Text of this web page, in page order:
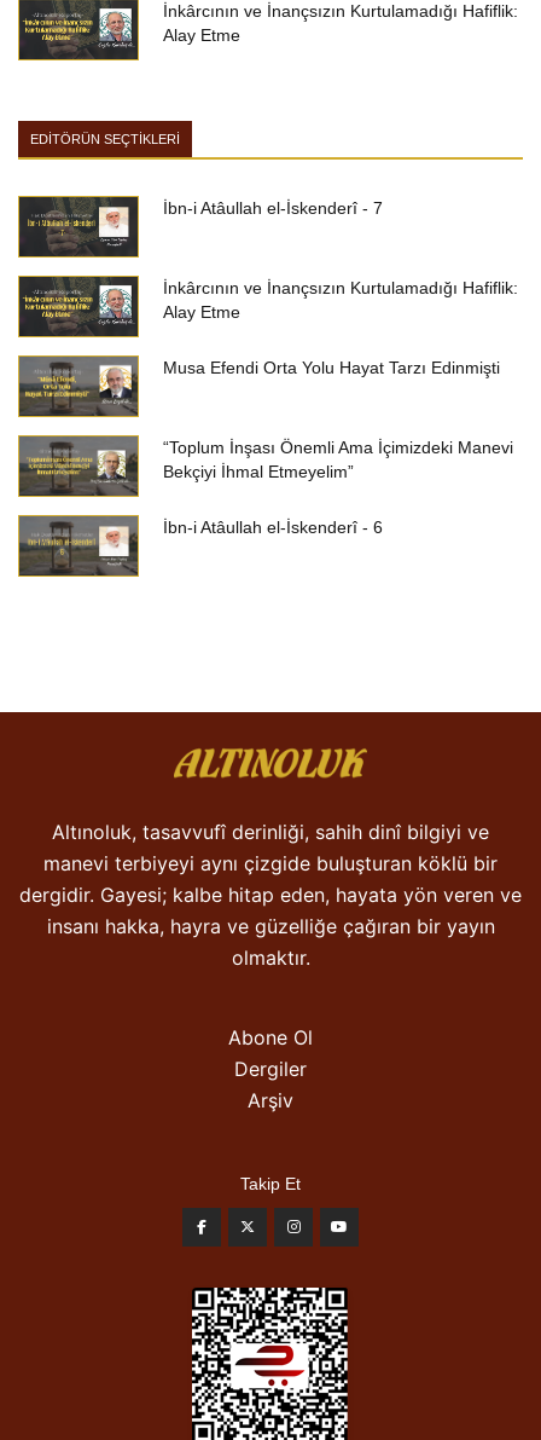
İnkârcının ve İnançsızın Kurtulamadığı Hafiflik:
Alay Etme
EDİTÖRÜN SEÇTİKLERİ
İbn-i Atâullah el-İskenderî - 7
İnkârcının ve İnançsızın Kurtulamadığı Hafiflik:
Alay Etme
Musa Efendi Orta Yolu Hayat Tarzı Edinmişti
“Toplum İnşası Önemli Ama İçimizdeki Manevi
Bekçiyi İhmal Etmeyelim”
İbn-i Atâullah el-İskenderî - 6
Altınoluk, tasavvufî derinliği, sahih dinî bilgiyi ve
manevi terbiyeyi aynı çizgide buluşturan köklü bir
dergidir. Gayesi; kalbe hitap eden, hayata yön veren ve
insanı hakka, hayra ve güzelliğe çağıran bir yayın
olmaktır.
Abone Ol
Dergiler
Arşiv
Takip Et